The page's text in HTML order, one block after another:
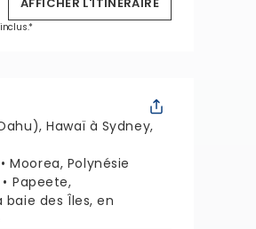
Hawaï à Sydney,
Moorea, Polynésie
Papeete,
baie des Îles, en